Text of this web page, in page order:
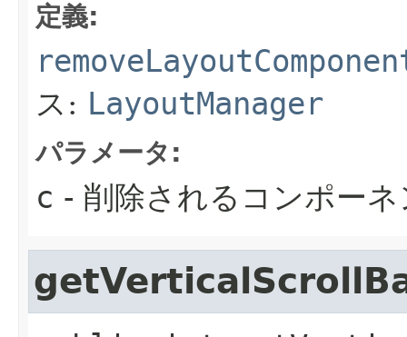
定義:
ス: LayoutManager
パラメータ:
c - 削除されるコンポー